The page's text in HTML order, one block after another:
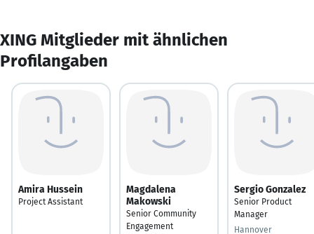
XING Mitglieder mit ähnlichen
Profilangaben
Amira Hussein
Project Assistant
Magdalena
Makowski
Senior Community
Engagement
Sergio Gonzalez
Senior Product
Manager
Hannover